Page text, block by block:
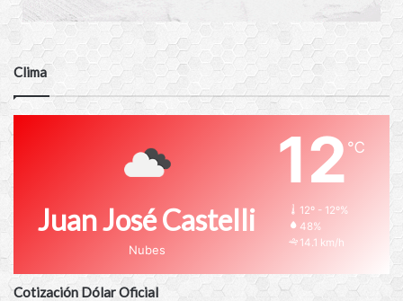
Clima
Juan José Castelli
Nubes
12℃
12º - 12º%
48%
14.1 km/h
Cotización Dólar Oficial